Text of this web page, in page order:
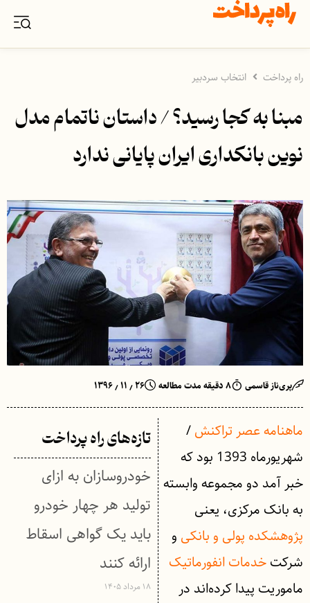
راه پرداخت انتخاب سردبیر
مبنا به کجا رسید؟ / داستان ناتمام مدل
نوین بانکداری ایران پایانی ندارد
پری‌ناز قاسمی ۸ دقیقه مدت مطالعه ۲۶ ٫ ۱۱ ٫ ۱۳۹۶
ماهنامه عصر تراکنش/
شهریورماه 1393 بود که
خبر آمد دو مجموعه وابسته
به بانک مرکزی، یعنی
پژوهشکده پولی و بانکی و
شرکتخدمات انفورماتیک
ماموریت پیدا کرده‌اند در
تازه‌های راه پرداخت
خودروسازان به ازای
تولید هر چهار خودرو
باید یک گواهی اسقاط
ارائه کنند
۱۸ مرداد ۱۴۰۵